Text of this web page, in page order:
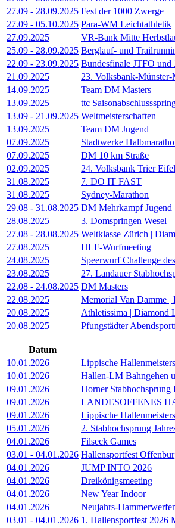
27.09 - 28.09.2025 Fest der 1000 Zwerge
27.09 - 05.10.2025 Para-WM Leichtathletik
27.09.2025
VR-Bank Mitte
25.09 - 28.09.2025 Berglauf- und
22.09 - 23.09.2025 Bundesfinale JTFO und
21.09.2025
23. Volksbank-Münster-
14.09.2025
Team DM Masters
13.09.2025
ttc
13.09 - 21.09.2025 Weltmeisterschaften
13.09.2025
Team DM Jugend
07.09.2025
Stadtwerke
07.09.2025
DM 10 km Straße
02.09.2025
24. Volksbank Trier
31.08.2025
7. DO IT FAST
31.08.2025
Sydney-Marathon
29.08 - 31.08.2025 DM Mehrkampf Jugend
28.08.2025
3. Domspringen Wesel
27.08 - 28.08.2025 Weltklasse Zürich |
27.08.2025
HLF-Wurfmeeting
24.08.2025
Speerwurf Challenge
23.08.2025
27. Landauer
22.08 - 24.08.2025 DM Masters
22.08.2025
Memorial Van Damme |
20.08.2025
Athletissima | Diamond
20.08.2025
Pfungstädter
Datum
10.01.2026
Lippische
10.01.2026
Hallen-LM Bahngehen
09.01.2026
Horner Stabhochsprung
09.01.2026
LANDESOFFENES
09.01.2026
Lippische
05.01.2026
2. Stabhochsprung
04.01.2026
Filseck Games
03.01 - 04.01.2026 Hallensportfest
04.01.2026
JUMP INTO 2026
04.01.2026
Dreikönigsmeeting
04.01.2026
New Year Indoor
04.01.2026
Neujahrs-
03.01 - 04.01.2026 1. Hallensportfest 2026